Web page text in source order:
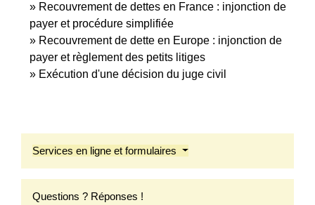
Recouvrement de dettes en France : injonction de
payer et procédure simplifiée
Recouvrement de dette en Europe : injonction de
payer et règlement des petits litiges
Exécution d'une décision du juge civil
Services en ligne et formulaires
Questions ? Réponses !